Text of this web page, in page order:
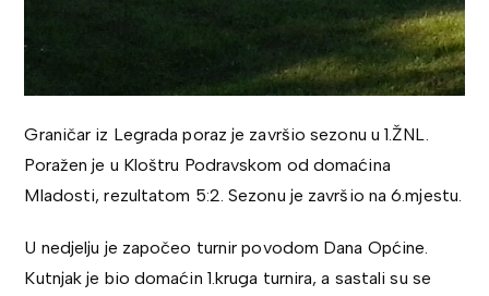
Graničar iz Legrada poraz je završio sezonu u 1.ŽNL.
Poražen je u Kloštru Podravskom od domaćina
Mladosti, rezultatom 5:2. Sezonu je završio na 6.mjestu.
U nedjelju je započeo turnir povodom Dana Općine.
Kutnjak je bio domaćin 1.kruga turnira, a sastali su se